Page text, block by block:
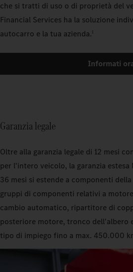
che si tratti di uso o di proprietà del
Financial Services ha la soluzione
autocarro e la tua azienda.1
Informati
Garanzia legale
Oltre alla garanzia legale di 12 mesi
per l'intero veicolo, la garanzia estesa
36 mesi si estende a componenti
gruppi di componenti relativi a
cambio automatico, ripartitore di
posteriore motore, tronco dell'albero
tipo di impiego fino a max. 450.000